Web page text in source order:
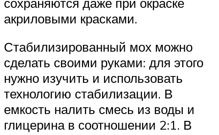
акриловыми красками.
Стабилизированный мох можно
сделать своими руками: для этого
нужно изучить и использовать
технологию стабилизации. В
емкость налить смесь из воды и
глицерина в соотношении 2:1. В